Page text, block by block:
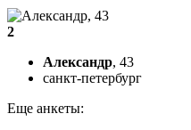
2
Александр, 43
санкт-петербург
Еще анкеты: